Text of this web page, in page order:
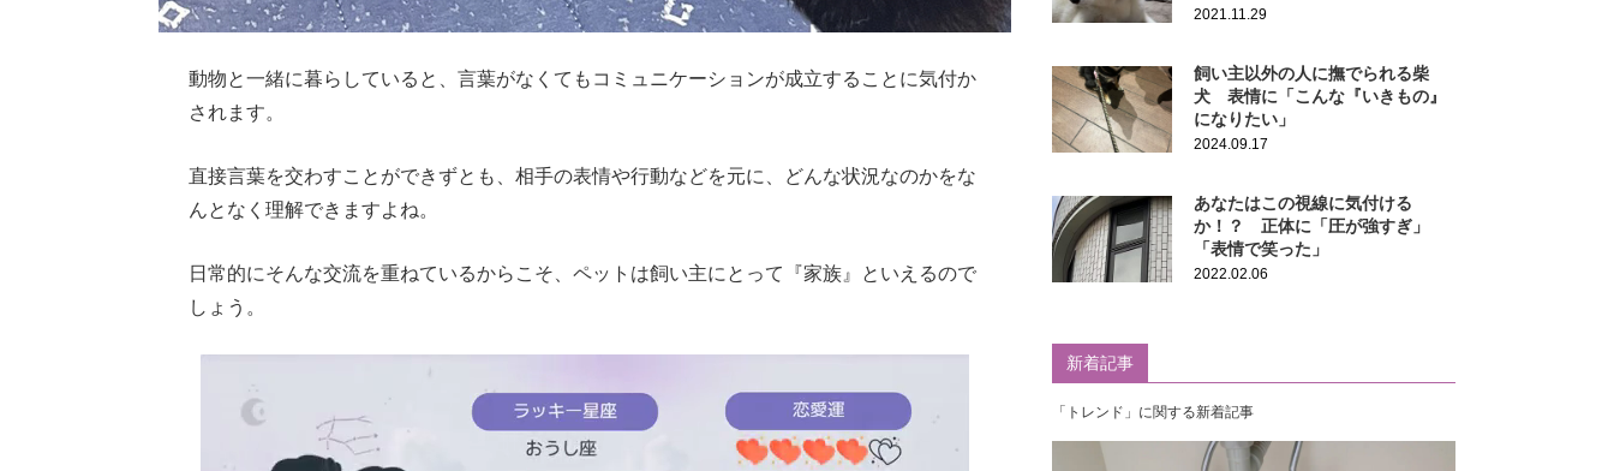
動物と一緒に暮らしていると、言葉がなくてもコミュニケーションが成立することに気付か
されます。
直接言葉を交わすことができずとも、相手の表情や行動などを元に、どんな状況なのかをな
んとなく理解できますよね。
日常的にそんな交流を重ねているからこそ、ペットは飼い主にとって『家族』といえるので
しょう。
2021.11.29
飼い主以外の人に撫でられる柴
犬 表情に「こんな『いきもの』
になりたい」
2024.09.17
あなたはこの視線に気付ける
か！？ 正体に「圧が強すぎ」
「表情で笑った」
2022.02.06
新着記事
「トレンド」に関する新着記事